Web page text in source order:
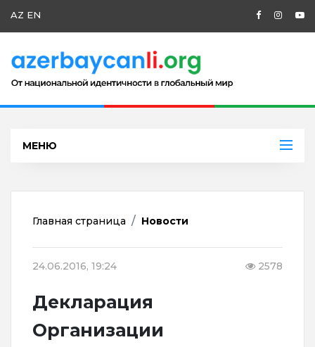
AZ EN
МЕНЮ
Главная страница Новости
24.06.2016, 19:24 2578
Декларация
Организации